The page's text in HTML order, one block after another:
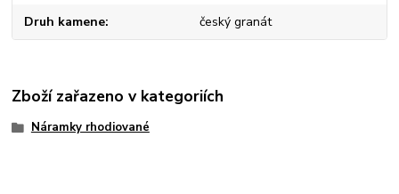
Druh kamene český granát
Zboží zařazeno v kategoriích
Náramky rhodiované